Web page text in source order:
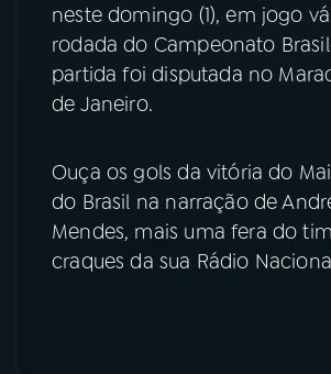
08 FESTIVAL DE MÚSICA
ACOMPANHE A RÁDIO NACIONAL
Instagram X
TikTok
neste domingo (1), em jogo
rodada do Campeonato
partida foi disputada no
de Janeiro.
Ouça os gols da vitória do
do Brasil na narração de
Mendes, mais uma fera do
craques da sua Rádio